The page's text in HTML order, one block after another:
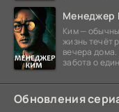
Менеджер
Ким —
жизнь течёт
вечера дома.
забота о
Обновления